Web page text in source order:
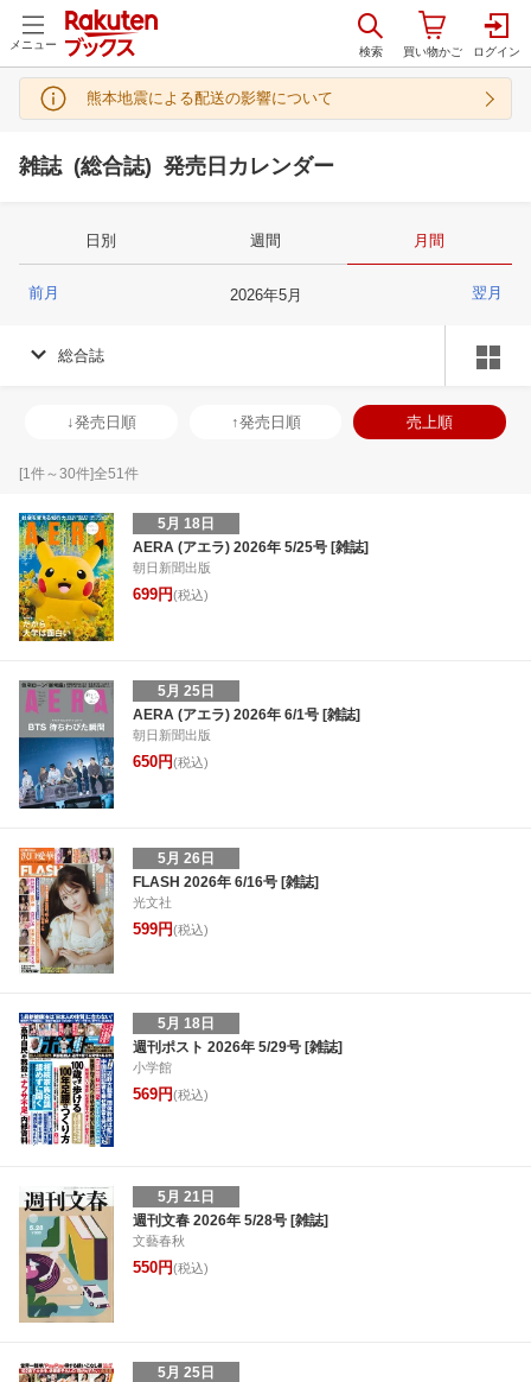
メニュー
熊本地震による配送の影響について
雑誌 (総合誌) 発売日カレンダー
日別 週間 月間
2026年5月
前月 翌月
総合誌
↓発売日順 ↑発売日順 売上順
[1件～30件]全51件
5月 18日
AERA (アエラ) 2026年 5/25号 [雑誌]
朝日新聞出版
699円(税込)
5月 25日
AERA (アエラ) 2026年 6/1号 [雑誌]
朝日新聞出版
650円(税込)
5月 26日
FLASH 2026年 6/16号 [雑誌]
光文社
599円(税込)
5月 18日
週刊ポスト 2026年 5/29号 [雑誌]
小学館
569円(税込)
5月 21日
週刊文春 2026年 5/28号 [雑誌]
文藝春秋
550円(税込)
5月 25日